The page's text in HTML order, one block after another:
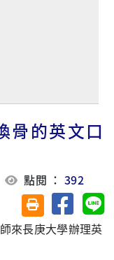
骨的英文口
點閱 ：392
友善列印(另開視
分享至
來長庚大學辦理英